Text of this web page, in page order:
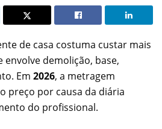
de casa costuma custar mais
demolição, base,
Em 2026, a metragem
preço por causa da diária
do profissional.